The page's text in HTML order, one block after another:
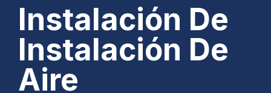
Instalación De
Instalación De
Aire